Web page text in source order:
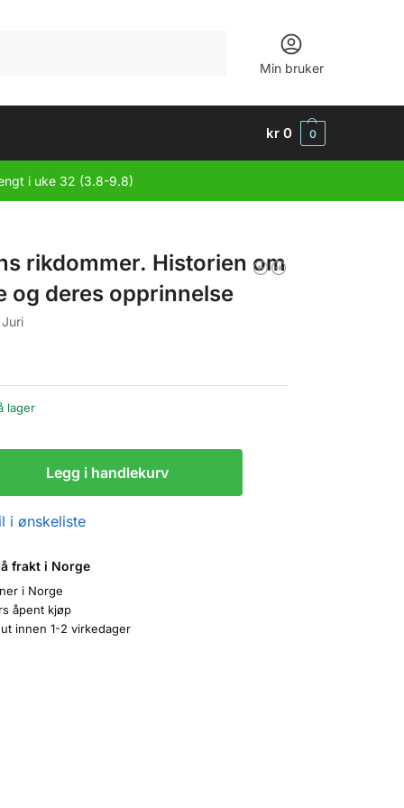
Min bruker
kr 0 0
i uke 32 (3.8-9.8)
rikdommer. Historien om
og deres opprinnelse
lager
Legg i handlekurv
i ønskeliste
frakt i Norge
i Norge
åpent kjøp
innen 1-2 virkedager